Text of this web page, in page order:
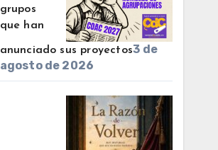
grupos
que han
anunciado sus proyectos3 de
agosto de 2026